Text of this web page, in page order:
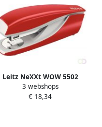
Leitz NeXXt WOW 5502
nietmachine rood 30 stuks
3 webshops
€ 18,34